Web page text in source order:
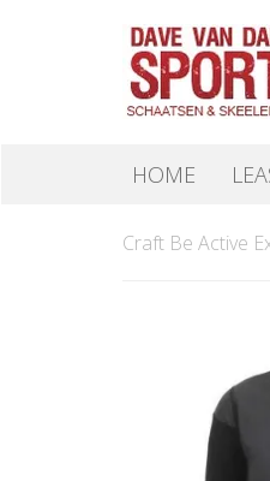
HOME
Craft Be Active